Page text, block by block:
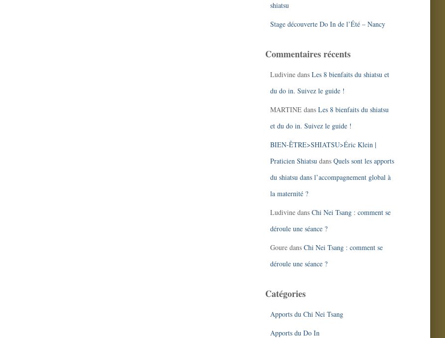
shiatsu
Stage découverte Do In de l’Été – Nancy
Commentaires récents
Ludivinedans Les 8 bienfaits du shiatsu et
du do in. Suivez le guide !
MARTINEdans Les 8 bienfaits du shiatsu
et du do in. Suivez le guide !
BIEN-ÊTRE>SHIATSU>Éric Klein |
Praticien Shiatsudans Quels sont les apports
du shiatsu dans l’accompagnement global à
la maternité ?
Ludivinedans Chi Nei Tsang : comment se
déroule une séance ?
Gouredans Chi Nei Tsang : comment se
déroule une séance ?
Catégories
Apports du Chi Nei Tsang
Apports du Do In